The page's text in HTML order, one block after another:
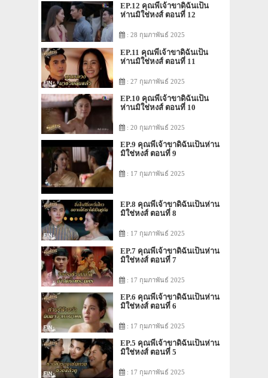
EP.12 คุณพี่เจ้าขาดิฉันเป็น
ห่านมิใช่หงส์ ตอนที่ 12
: 28 กุมภาพันธ์ 2025
EP.11 คุณพี่เจ้าขาดิฉันเป็น
ห่านมิใช่หงส์ ตอนที่ 11
: 27 กุมภาพันธ์ 2025
EP.10 คุณพี่เจ้าขาดิฉันเป็น
ห่านมิใช่หงส์ ตอนที่ 10
: 20 กุมภาพันธ์ 2025
EP.9 คุณพี่เจ้าขาดิฉันเป็นห่าน
มิใช่หงส์ ตอนที่ 9
: 17 กุมภาพันธ์ 2025
EP.8 คุณพี่เจ้าขาดิฉันเป็นห่าน
มิใช่หงส์ ตอนที่ 8
: 17 กุมภาพันธ์ 2025
EP.7 คุณพี่เจ้าขาดิฉันเป็นห่าน
มิใช่หงส์ ตอนที่ 7
: 17 กุมภาพันธ์ 2025
EP.6 คุณพี่เจ้าขาดิฉันเป็นห่าน
มิใช่หงส์ ตอนที่ 6
: 17 กุมภาพันธ์ 2025
EP.5 คุณพี่เจ้าขาดิฉันเป็นห่าน
มิใช่หงส์ ตอนที่ 5
: 17 กุมภาพันธ์ 2025